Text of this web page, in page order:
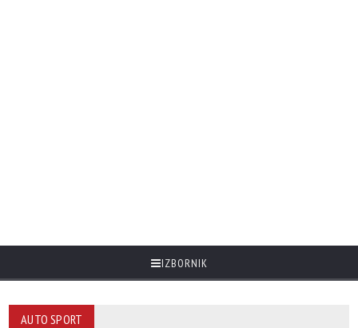
IZBORNIK
AUTO SPORT